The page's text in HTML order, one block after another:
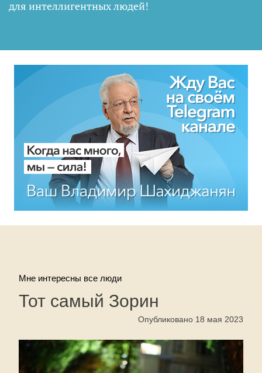
для интеллигентных людей!
Мне интересны все люди
Тот самый Зорин
Опубликовано 18 мая 2023